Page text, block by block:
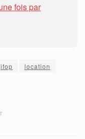
fois par
ifop
location